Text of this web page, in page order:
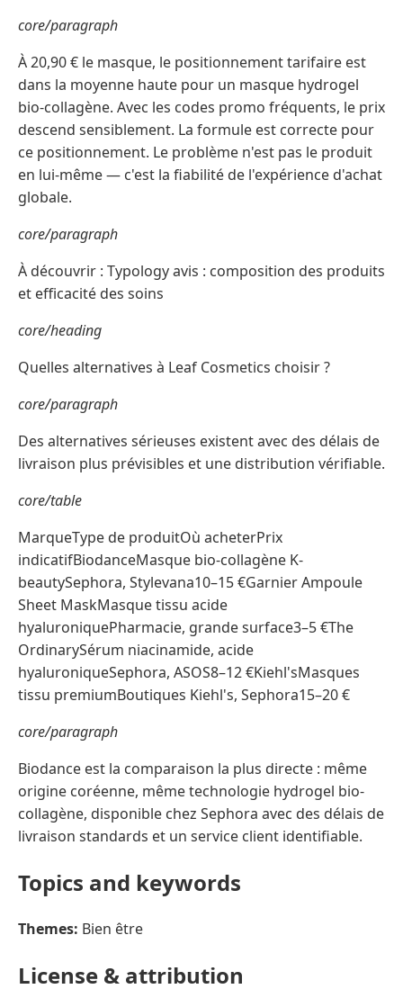
core/paragraph
À 20,90 € le masque, le positionnement tarifaire est
dans la moyenne haute pour un masque hydrogel
bio-collagène. Avec les codes promo fréquents, le prix
descend sensiblement. La formule est correcte pour
ce positionnement. Le problème n'est pas le produit
en lui-même — c'est la fiabilité de l'expérience d'achat
globale.
core/paragraph
À découvrir : Typology avis : composition des produits
et efficacité des soins
core/heading
Quelles alternatives à Leaf Cosmetics choisir ?
core/paragraph
Des alternatives sérieuses existent avec des délais de
livraison plus prévisibles et une distribution vérifiable.
core/table
MarqueType de produitOù acheterPrix
indicatifBiodanceMasque bio-collagène K-
beautySephora, Stylevana10–15 €Garnier Ampoule
Sheet MaskMasque tissu acide
hyaluroniquePharmacie, grande surface3–5 €The
OrdinarySérum niacinamide, acide
hyaluroniqueSephora, ASOS8–12 €Kiehl'sMasques
tissu premiumBoutiques Kiehl's, Sephora15–20 €
core/paragraph
Biodance est la comparaison la plus directe : même
origine coréenne, même technologie hydrogel bio-
collagène, disponible chez Sephora avec des délais de
livraison standards et un service client identifiable.
Topics and keywords
Themes: Bien être
License & attribution